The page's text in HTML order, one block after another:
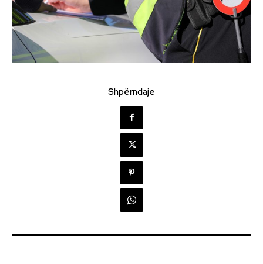
Shpërndaje